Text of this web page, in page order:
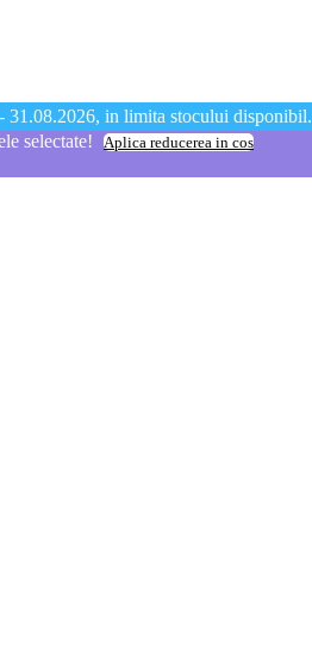
31.08.2026, in limita stocului disponibil.
selectate!
Aplica reducerea in cos